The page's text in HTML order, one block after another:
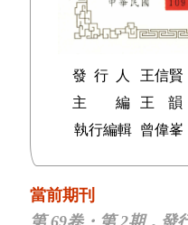
發行 人 王信賢
主編 王韻
執行編輯 曾偉峯
當前期刊
第 69卷・第 2期，發